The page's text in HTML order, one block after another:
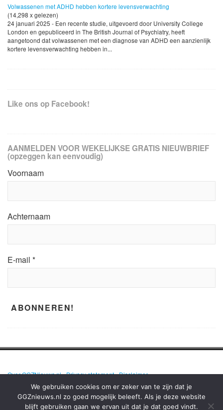
Volwassenen met ADHD hebben kortere levensverwachting
(14,298 x gelezen)
24 januari 2025 - Een recente studie, uitgevoerd door University College
London en gepubliceerd in The British Journal of Psychiatry, heeft
aangetoond dat volwassenen met een diagnose van ADHD een aanzienlijk
kortere levensverwachting hebben in...
Like ons op Facebook!
AANMELDEN VOOR WEKELIJKSE GRATIS NIEUWBRIEF
(opzeggen kan eenvoudig)
Voornaam
Achternaam
E-mail *
Over GGZNieuws.nl•Privacy statement•Disclaimer
We gebruiken cookies om er zeker van te zijn dat je
GGZnieuws.nl zo goed mogelijk beleeft. Als je deze website
blijft gebruiken gaan we ervan uit dat je dat goed vindt.